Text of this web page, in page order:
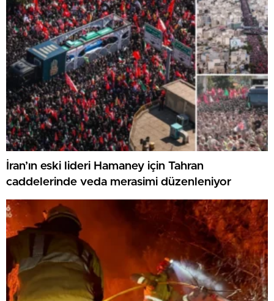
İran’ın eski lideri Hamaney için Tahran
caddelerinde veda merasimi düzenleniyor